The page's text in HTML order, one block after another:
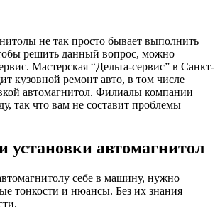
не так просто бывает выполнить
решить данный вопрос, можно
Мастерская “Дельта-сервис” в Санкт-
кузовной ремонт авто, в том числе
автомагнитол. Филиалы компании
так что вам не составит проблемы
установки автомагнитол
себе в машину, нужно
тонкости и нюансы. Без их знания